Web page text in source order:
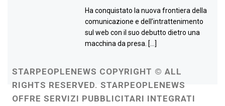
Ha conquistato la nuova frontiera della
comunicazione e dell’intrattenimento
sul web con il suo debutto dietro una
macchina da presa. […]
STARPEOPLENEWS COPYRIGHT © ALL
RIGHTS RESERVED. STARPEOPLENEWS
OFFRE SERVIZI PUBBLICITARI INTEGRATI